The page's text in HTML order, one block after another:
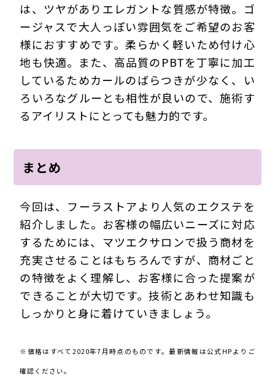
は、ツヤがありエレガントな質感が特徴。ゴ
ージャスで大人っぽい雰囲気をご希望のお客
様におすすめです。柔らかく軽いため付け心
地も快適。また、高品質のPBTを丁寧に加工
しているためカールのばらつきが少なく、い
ろいろなグルーとも相性が良いので、施術す
るアイリストにとっても魅力的です。
まとめ
今回は、フーラストアより人気のエクステを
紹介しました。お客様の幅広いニーズに対応
するためには、マツエクサロンで扱う商材を
充実させることはもちろんですが、商材ごと
の特徴をよく理解し、お客様に合った提案が
できることが大切です。技術とあわせ知識も
しっかりと身に着けていきましょう。
※価格はすべて2020年7月時点のものです。最新情報は公式HPよりご
確認ください。